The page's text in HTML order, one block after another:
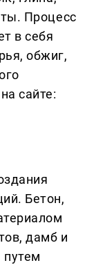
Процесс
в себя
обжиг,
сайте:
Бетон,
дамб и
путем